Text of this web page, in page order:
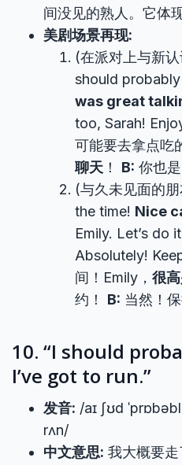
间没见的熟人。它体
美剧场景再现:
(在派对上与新
should
was great
too, Sarah!
可能要去拿点吃
聊天 ！ B: 你也
(与久未见面的
the time! Nice
Emily. Let’s do
Absolutely!
间！Emily， 很
约！ B: 当然！
10. “I should
I’ve got to run.”
发音: /aɪ ʃʊd
rʌn/
中文意思: 我大概要